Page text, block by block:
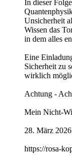
In dieser
Unsicherheit
Wissen das
in dem alles
Eine
Sicherheit zu
wirklich
Achtung -
Mein Nicht-
28. März
https://rosa-